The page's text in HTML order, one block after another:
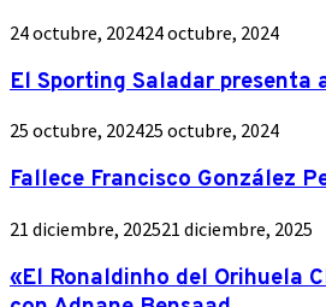
24 octubre, 202424 octubre, 2024
El Sporting Saladar presenta
25 octubre, 202425 octubre, 2024
Fallece Francisco González
21 diciembre, 202521 diciembre, 2025
«El Ronaldinho del Orihuela